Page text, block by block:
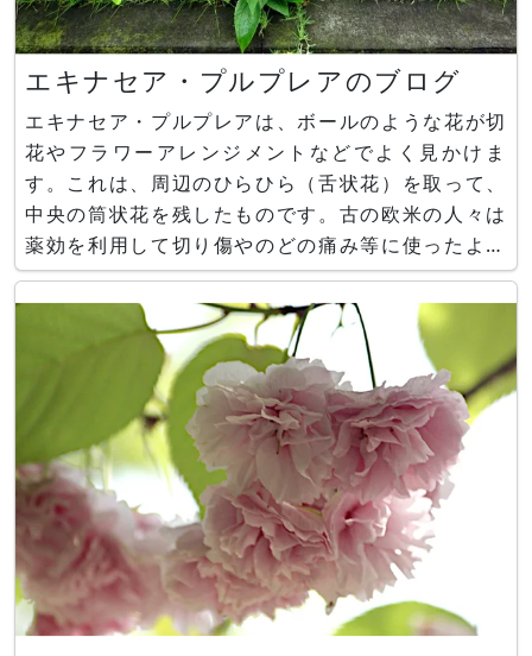
エキナセア・プルプレアのブログ
エキナセア・プルプレアは、ボールのような花が切
花やフラワーアレンジメントなどでよく見かけま
す。これは、周辺のひらひら（舌状花）を取って、
中央の筒状花を残したものです。古の欧米の人々は
薬効を利用して切り傷やのどの痛み等に使ったよう
です。今でもハーブティに利用されています。花言
葉は、薬効から、.....